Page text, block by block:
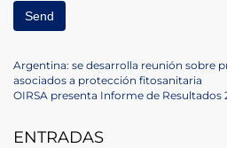
Navegación
de
entradas
Previous
Post
Argentina: se desarrolla reunión sobre
asociados a protección fitosanitaria
Next
OIRSA presenta Informe de Resultados
ENTRADAS